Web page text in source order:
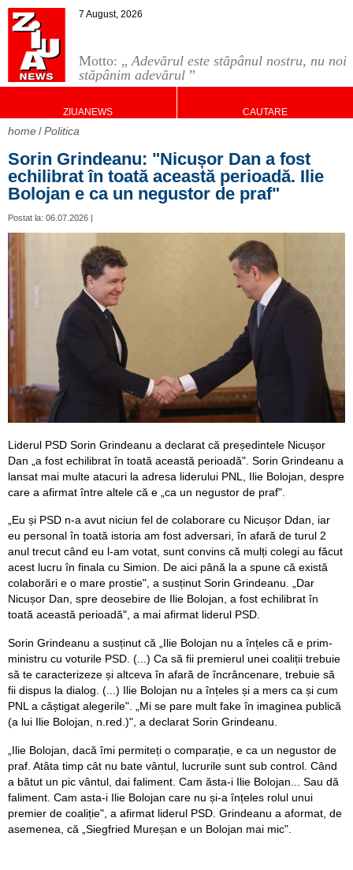
Motto: „Adevărul este stăpânul nostru, nu noi
stăpânim adevărul ”
7 August, 2026
ZIUANEWS CAUTARE
home Politica
Sorin Grindeanu: "Nicușor Dan a fost
echilibrat în toată această perioadă. Ilie
Bolojan e ca un negustor de praf"
Postat la: 06.07.2026 |
Liderul PSD Sorin Grindeanu a declarat că președintele Nicușor
Dan „a fost echilibrat în toată această perioadă". Sorin Grindeanu a
lansat mai multe atacuri la adresa liderului PNL, Ilie Bolojan, despre
care a afirmat între altele că e „ca un negustor de praf".
„Eu și PSD n-a avut niciun fel de colaborare cu Nicușor Ddan, iar
eu personal în toată istoria am fost adversari, în afară de turul 2
anul trecut când eu l-am votat, sunt convins că mulți colegi au făcut
acest lucru în finala cu Simion. De aici până la a spune că există
colaborări e o mare prostie", a susținut Sorin Grindeanu. „Dar
Nicușor Dan, spre deosebire de Ilie Bolojan, a fost echilibrat în
toată această perioadă", a mai afirmat liderul PSD.
Sorin Grindeanu a susținut că „Ilie Bolojan nu a înțeles că e prim-
ministru cu voturile PSD. (...) Ca să fii premierul unei coaliții trebuie
să te caracterizeze și altceva în afară de încrâncenare, trebuie să
fii dispus la dialog. (...) Ilie Bolojan nu a înțeles și a mers ca și cum
PNL a câștigat alegerile". „Mi se pare mult fake în imaginea publică
(a lui Ilie Bolojan, n.red.)", a declarat Sorin Grindeanu.
„Ilie Bolojan, dacă îmi permiteți o comparație, e ca un negustor de
praf. Atâta timp cât nu bate vântul, lucrurile sunt sub control. Când
a bătut un pic vântul, dai faliment. Cam ăsta-i Ilie Bolojan... Sau dă
faliment. Cam asta-i Ilie Bolojan care nu și-a înțeles rolul unui
premier de coaliție", a afirmat liderul PSD. Grindeanu a aformat, de
asemenea, că „Siegfried Mureșan e un Bolojan mai mic".